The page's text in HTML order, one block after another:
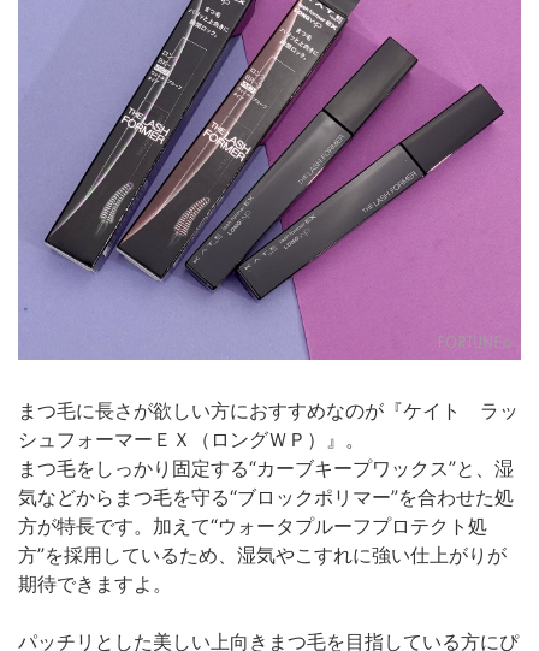
まつ毛に長さが欲しい方におすすめなのが『ケイト ラッ
シュフォーマーＥＸ（ロングＷＰ）』。
まつ毛をしっかり固定する“カーブキープワックス”と、湿
気などからまつ毛を守る“ブロックポリマー”を合わせた処
方が特長です。加えて“ウォータプルーフプロテクト処
方”を採用しているため、湿気やこすれに強い仕上がりが
期待できますよ。
パッチリとした美しい上向きまつ毛を目指している方にぴ